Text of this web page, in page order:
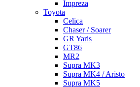
Impreza
Toyota
Celica
Chaser / Soarer
GR Yaris
GT86
MR2
Supra MK3
Supra MK4 / Aristo
Supra MK5